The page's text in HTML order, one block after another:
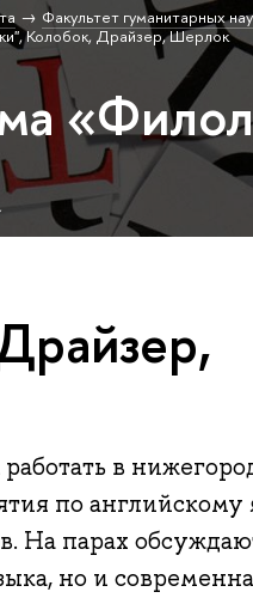
Факультет гуманитарных
Колобок, Драйзер, Шерлок
в
по английскому
На парах
но и